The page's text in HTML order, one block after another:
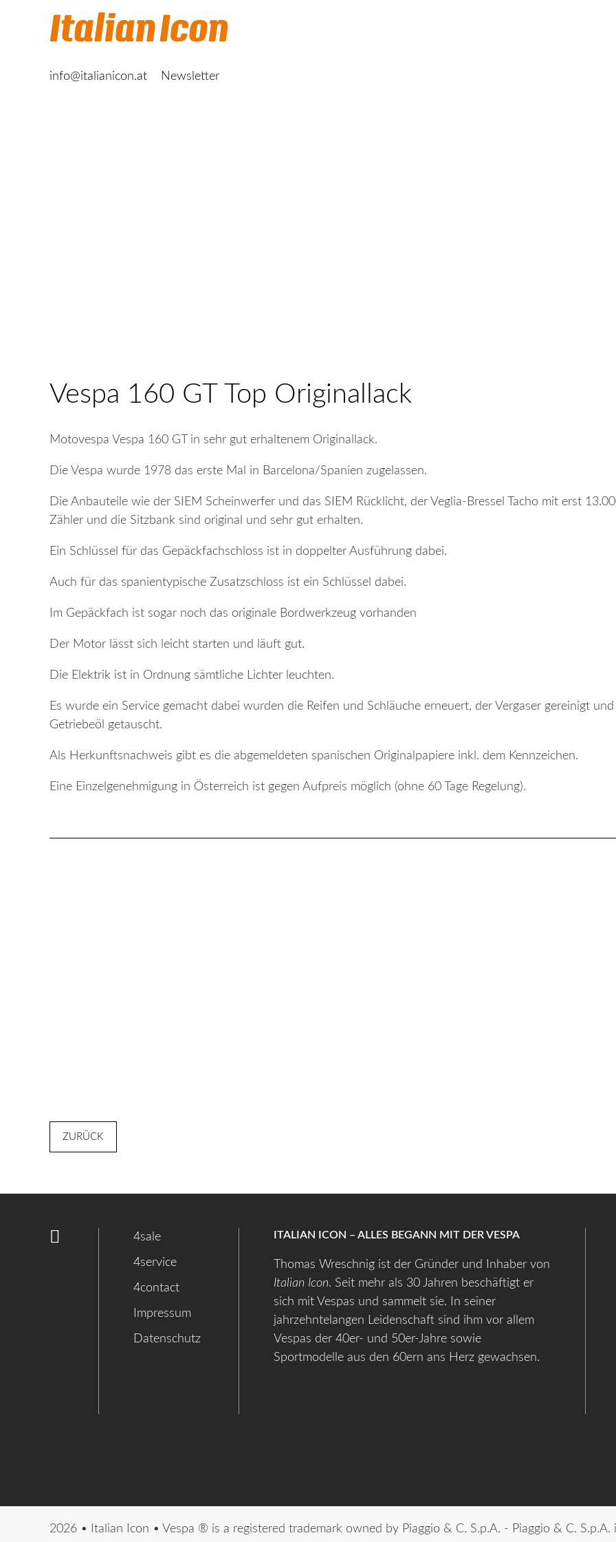
info@italianicon.at Newsletter
Vespa 160 GT Top Originallack
Motovespa Vespa 160 GT in sehr gut erhaltenem Originallack.
Die Vespa wurde 1978 das erste Mal in Barcelona/Spanien zugelassen.
Die Anbauteile wie der SIEM Scheinwerfer und das SIEM Rücklicht, der Veglia-Bressel Tacho mit erst
Zähler und die Sitzbank sind original und sehr gut erhalten.
Ein Schlüssel für das Gepäckfachschloss ist in doppelter Ausführung dabei.
Auch für das spanientypische Zusatzschloss ist ein Schlüssel dabei.
Im Gepäckfach ist sogar noch das originale Bordwerkzeug vorhanden
Der Motor lässt sich leicht starten und läuft gut.
Die Elektrik ist in Ordnung sämtliche Lichter leuchten.
Es wurde ein Service gemacht dabei wurden die Reifen und Schläuche erneuert, der Vergaser gereinigt
Getriebeöl getauscht.
Als Herkunftsnachweis gibt es die abgemeldeten spanischen Originalpapiere inkl. dem Kennzeichen.
Eine Einzelgenehmigung in Österreich ist gegen Aufpreis möglich (ohne 60 Tage Regelung).
ZURÜCK
4sale
4service
4contact
Impressum
Datenschutz
ITALIAN ICON – ALLES BEGANN MIT DER VESPA
Thomas Wreschnig ist der Gründer und Inhaber von
Italian Icon. Seit mehr als 30 Jahren beschäftigt er
sich mit Vespas und sammelt sie. In seiner
jahrzehntelangen Leidenschaft sind ihm vor allem
Vespas der 40er- und 50er-Jahre sowie
Sportmodelle aus den 60ern ans Herz gewachsen.
2026 • Italian Icon • Vespa ® is a registered trademark owned by Piaggio & C. S.p.A. - Piaggio & C.